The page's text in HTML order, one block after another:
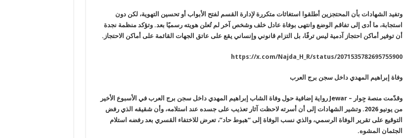
وتفيد الشهادات بأن المحتجزين أطلقوا استغاثات متكررة لإدارة القسم لفتح الأبواب أو تحسين التهوية، لكن دون
استجابة، ما أدى إلى تفاقم الوضع وانتهى بوفاة عادل خلف وشخص آخر لم تُعلن هويته رسميًا بعد. وتؤكد منظمة نجدة
أن توفير أماكن احتجاز آدمية ليس ترفًا، بل التزام قانوني وإنساني يقع على عاتق الجهات القائمة على أماكن الاحتجاز.
https://x.com/Najda_H_R/status/2071535782695755900
وفاة إبراهيم المهدي داخل سجن برج العرب
وقدّمت منصة جِوار –Jewar رواية إضافية حول وفاة الشاب إبراهيم المهدي داخل سجن برج العرب في الأسبوع الأخير
من يونيو 2026. وتشير الشهادات إلى أن أسرته لاحظت آثار تعذيب على جسده عند استلامه، وأن شقيقه الذي رفض
التوقيع على تقرير الوفاة الرسمي، والذي نسب الوفاة إلى “هبوط حاد”، تعرض للاختفاء القسري بعد رفضه استلام
الجثمان المشوه.